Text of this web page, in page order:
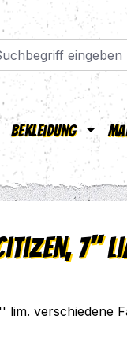
Bekleidung
7''